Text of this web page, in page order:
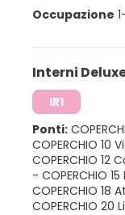
Occupazione
Interni
IR1
Ponti:
COPERCHIO 10
COPERCHIO 12
- COPERCHIO
COPERCHIO 18
COPERCHIO 20